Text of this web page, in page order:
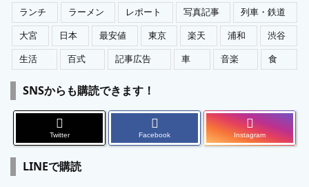
ランチ
ラーメン レポート 写真記事
列車・鉄道
大宮
日本 最安値 東京 楽天 浦和
渋谷
生活
百式 記事広告 車 音楽 食
SNSからも購読できます！
Twitter Facebook Instagram
LINEで購読